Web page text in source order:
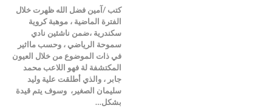
كتب /آمين فضل الله ظهرت خلال
الفترة الماضية ، موهبة كروية
سكندرية ،ضمن ناشئين نادي
سموحة الرياضي ، وحسب مااثير
في ذات الموضوع من خلال العيون
المكتشفة لة فهو اللاعب محمد
جابر ، والذي أطلقت علية وليد
سليمان الصغير، وسوف يتم قيدة
بشكل…